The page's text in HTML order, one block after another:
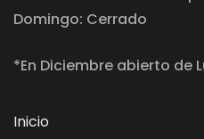
Domingo: Cerrado
*En Diciembre abierto de
Inicio